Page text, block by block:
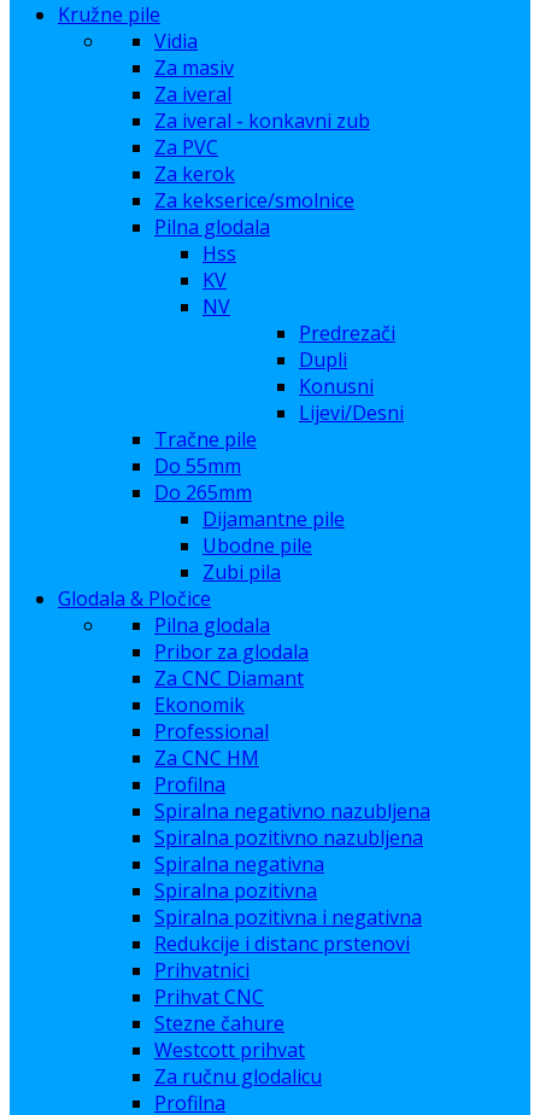
Kružne pile
Vidia
Za masiv
Za iveral
Za iveral - konkavni zub
Za PVC
Za kerok
Za kekserice/smolnice
Pilna glodala
Hss
KV
NV
Predrezači
Dupli
Konusni
Lijevi/Desni
Tračne pile
Do 55mm
Do 265mm
Dijamantne pile
Ubodne pile
Zubi pila
Glodala & Pločice
Pilna glodala
Pribor za glodala
Za CNC Diamant
Ekonomik
Professional
Za CNC HM
Profilna
Spiralna negativno nazubljena
Spiralna pozitivno nazubljena
Spiralna negativna
Spiralna pozitivna
Spiralna pozitivna i negativna
Redukcije i distanc prstenovi
Prihvatnici
Prihvat CNC
Stezne čahure
Westcott prihvat
Za ručnu glodalicu
Profilna